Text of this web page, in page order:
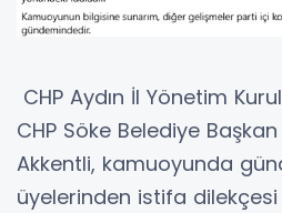
CHP Aydın İl Yönetim
CHP Söke Belediye
Akkentli, kamuoyunda
üyelerinden istifa dilekçesi